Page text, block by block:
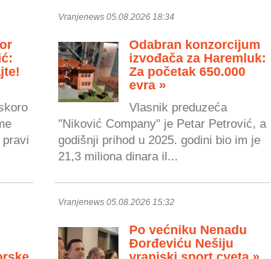
Vranjenews 05.08.2026 18:34
Odabran konzorcijum
izvođača za Haremluk:
Za početak 650.000
evra »
Vlasnik preduzeća
"Niković Company" je Petar Petrović, a
godišnji prihod u 2025. godini bio im je
21,3 miliona dinara il...
Vranjenews 05.08.2026 15:32
Po većniku Nenadu
Đorđeviću Nešiju